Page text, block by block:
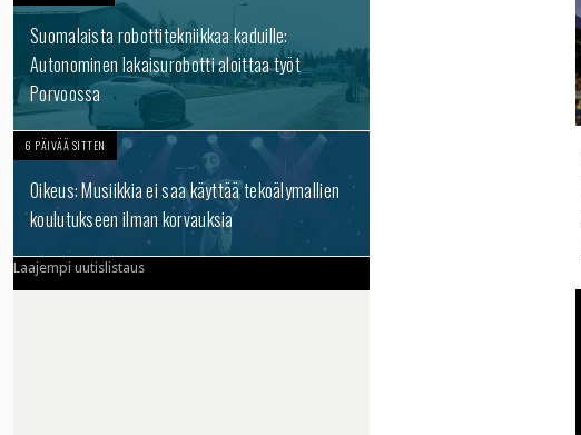
Suomalaista robottitekniikkaa kaduille:
Autonominen lakaisurobotti aloittaa työt
Porvoossa
6 PÄIVÄÄ SITTEN
Oikeus: Musiikkia ei saa käyttää tekoälymallien
koulutukseen ilman korvauksia
Laajempi uutislistaus